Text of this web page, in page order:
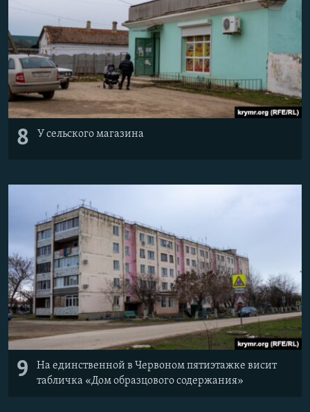
8 У сельского магазина
9
На единственной в Червоном пятиэтажке висит
табличка «Дом образцового содержания»